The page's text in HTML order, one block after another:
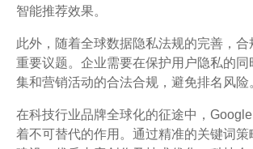
智能推荐效果。
此外，随着全球数据隐私法规的完善，合
重要议题。企业需要在保护用户隐私的
集和营销活动的合法合规，避免排名风险
在科技行业品牌全球化的征途中，
着不可替代的作用。通过精准的关键词